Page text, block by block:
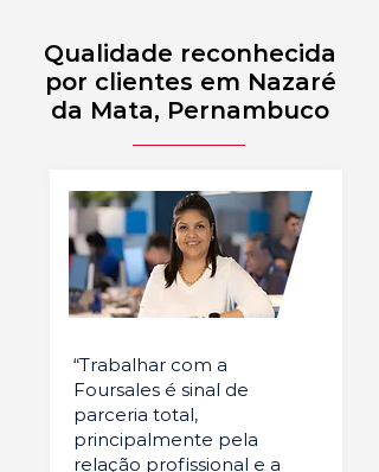
Qualidade reconhecida
por clientes em Nazaré
da Mata, Pernambuco
“Trabalhar com a
Foursales é sinal de
parceria total,
principalmente pela
relação profissional e a